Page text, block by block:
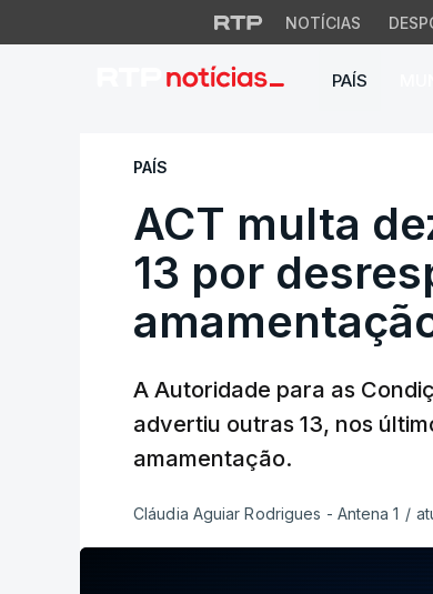
NOTÍCIAS
PAÍS
ACT multa
PAÍS
ACT multa
13 por
A Autoridade para as
advertiu outras 13, nos
amamentação.
Cláudia Aguiar Rodrigues - Antena 1 /